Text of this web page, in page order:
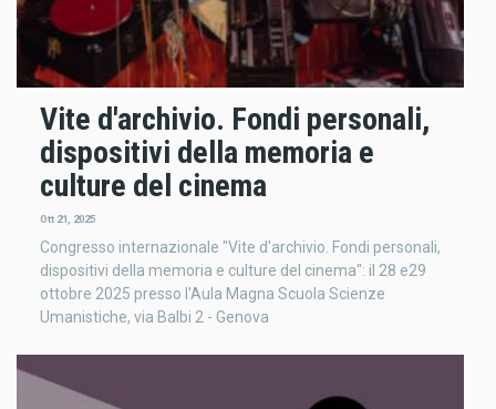
Vite d'archivio. Fondi personali,
dispositivi della memoria e
culture del cinema
Ott 21, 2025
Congresso internazionale "Vite d'archivio. Fondi personali,
dispositivi della memoria e culture del cinema": il 28 e29
ottobre 2025 presso l'Aula Magna Scuola Scienze
Umanistiche, via Balbi 2 - Genova